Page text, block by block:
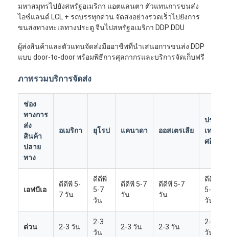
มหาสมุทรไปยังสหรัฐอเมริกา แอตแลนตา ตัวแทนการขนส่ง
ไอซ์แลนด์ LCL + รถบรรทุกด่วน จัดส่งอย่างรวดเร็วไปยังการ
ขนส่งทางทะเลทางประตู จีนไปสหรัฐอเมริกา DDP DDU
ผู้ส่งสินค้าและตัวแทนจัดส่งมืออาชีพที่นำเสนอการขนส่ง DDP
แบบ door-to-door พร้อมพิธีการศุลกากรและบริการจัดเก็บฟรี
ภาพรวมบริการจัดส่ง
ช่อง
ทางการ
ส่ง
สินค้า
ปลาย
ทาง
อเมริกา ยุโรป แคนาดา ออสเตรเลีย
ประ
เท
ศอื่นๆ
เอฟบีเอ
ดีดีพี 5-
7 วัน
ดีดีพี
5-7
วัน
ดีดีพี 5-7
วัน
ดีดีพี 5-7
วัน
ดีดีพี
5-7
วัน
ด่วน 2-3 วัน
2-3
วัน
2-3 วัน 2-3 วัน
2-3
วัน